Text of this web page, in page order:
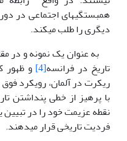
همبستگی­های اجتماعی در
دیگری را طلب می­کند.
به عنوان یک نمونه و در
تاریخ در فرانسه[4]
و ظهور
ریکرت در آلمان، رویکرد
با پرهیز از خطی پنداشتن
نقطه عزیمت خود را در
فردیت تاریخی قرار می­دهند.